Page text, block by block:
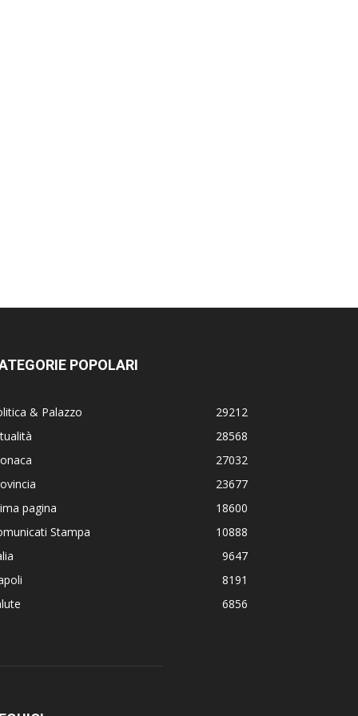
POPOLARI
& Palazzo
29212
28568
27032
23677
pagina
18600
Stampa
10888
9647
8191
6856